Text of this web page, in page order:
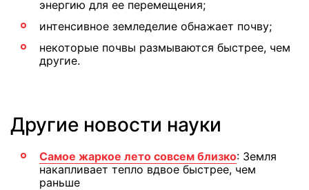
энергию для ее перемещения;
интенсивное земледелие обнажает почву;
некоторые почвы размываются быстрее, чем
другие.
Другие новости науки
Самое жаркое лето совсем близко: Земля
накапливает тепло вдвое быстрее, чем
раньше